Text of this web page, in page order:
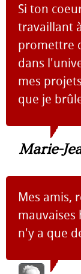
Si ton
travaillant
promettre
dans
mes
que je
Marie-
Mes amis,
mauvaises
n'y a que